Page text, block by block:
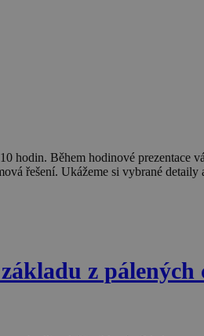
hodin. Během hodinové
řešení. Ukážeme si vybrané
z